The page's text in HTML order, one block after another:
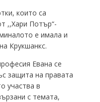
които са
,,Хари Потър“-
е имала и
Крукшанкс.
Евана се
защита на правата
участва в
с темата,